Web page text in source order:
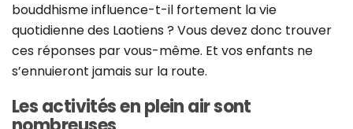
bouddhisme influence-t-il fortement la vie
quotidienne des Laotiens ? Vous devez donc trouver
ces réponses par vous-même. Et vos enfants ne
s’ennuieront jamais sur la route.
Les activités en plein air sont